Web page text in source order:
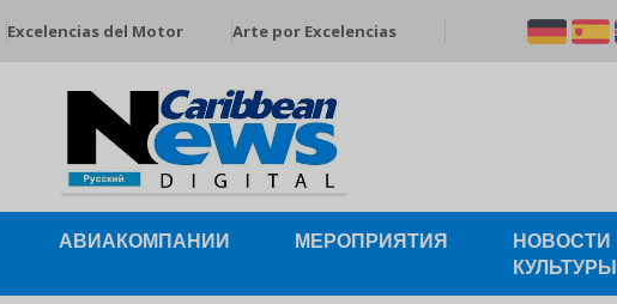
Excelencias del Motor Arte por Excelencias
АВИАКОМПАНИИ МЕРОПРИЯТИЯ
НОВОСТИ
КУЛЬТУРЫ